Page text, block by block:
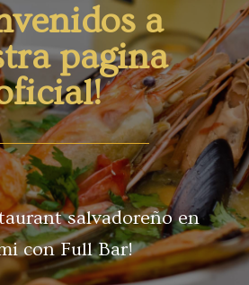
a
pagina
salvadoreño en
con Full Bar!